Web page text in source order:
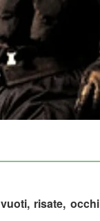
risate,